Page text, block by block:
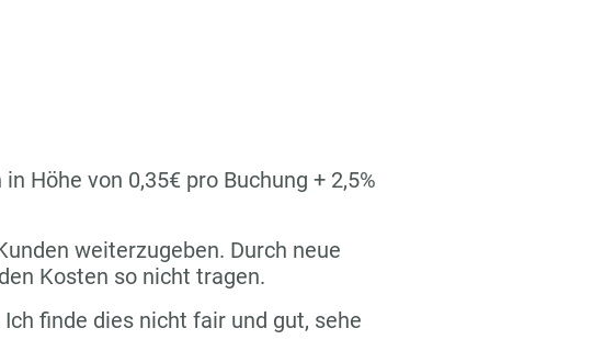
Höhe von 0,35€ pro Buchung + 2,5%
weiterzugeben. Durch neue
Kosten so nicht tragen.
finde dies nicht fair und gut, sehe